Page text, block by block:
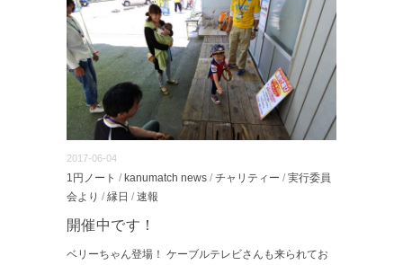
2017-06-04
1円ノート / kanumatch news / チャリティー / 実行委員
会より / 縁日 / 速報
開催中です！
ベリーちゃん登場！ ケーブルテレビさんも来られてお